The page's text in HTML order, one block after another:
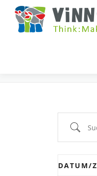
Inhalt
springen
Suche
DATUM/